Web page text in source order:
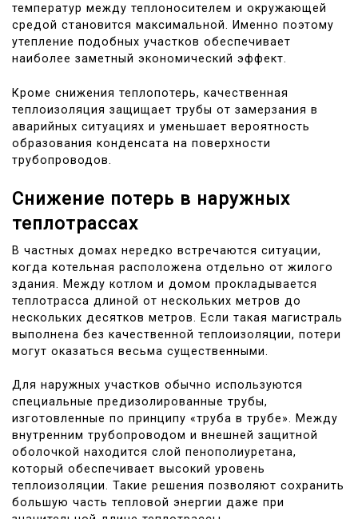
температур между теплоносителем и окружающей
средой становится максимальной. Именно поэтому
утепление подобных участков обеспечивает
наиболее заметный экономический эффект.
Кроме снижения теплопотерь, качественная
теплоизоляция защищает трубы от замерзания в
аварийных ситуациях и уменьшает вероятность
образования конденсата на поверхности
трубопроводов.
Снижение потерь в наружных
теплотрассах
В частных домах нередко встречаются ситуации,
когда котельная расположена отдельно от жилого
здания. Между котлом и домом прокладывается
теплотрасса длиной от нескольких метров до
нескольких десятков метров. Если такая магистраль
выполнена без качественной теплоизоляции, потери
могут оказаться весьма существенными.
Для наружных участков обычно используются
специальные предизолированные трубы,
изготовленные по принципу «труба в трубе». Между
внутренним трубопроводом и внешней защитной
оболочкой находится слой пенополиуретана,
который обеспечивает высокий уровень
теплоизоляции. Такие решения позволяют сохранить
большую часть тепловой энергии даже при